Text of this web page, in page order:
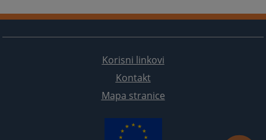
Korisni linkovi
Kontakt
Mapa stranice